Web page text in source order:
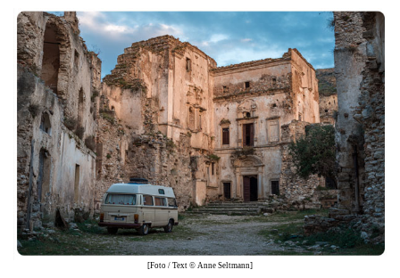
[Foto / Text © Anne Seltmann]